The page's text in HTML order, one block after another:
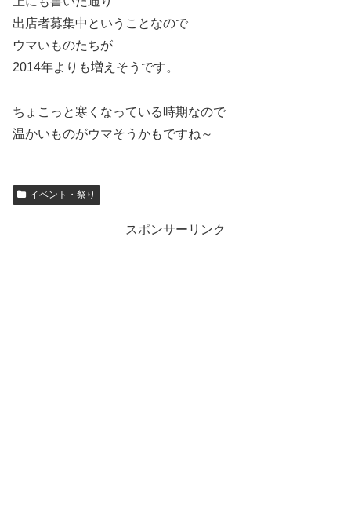
出店者募集中ということなので
ウマいものたちが
2014年よりも増えそうです。
ちょこっと寒くなっている時期なので
温かいものがウマそうかもですね～
イベント・祭り
スポンサーリンク